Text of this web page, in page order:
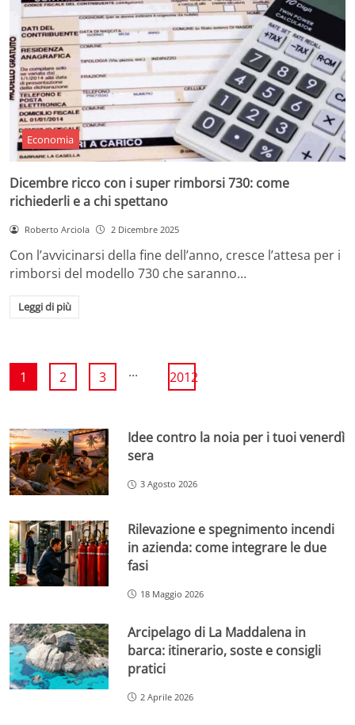
Economia
Dicembre ricco con i super rimborsi 730: come
richiederli e a chi spettano
Roberto Arciola 2 Dicembre 2025
Con l’avvicinarsi della fine dell’anno, cresce l’attesa per i
rimborsi del modello 730 che saranno…
Leggi di più
1 2 3 ... 2012
Idee contro la noia per i tuoi venerdì
sera
3 Agosto 2026
Rilevazione e spegnimento incendi
in azienda: come integrare le due
fasi
18 Maggio 2026
Arcipelago di La Maddalena in
barca: itinerario, soste e consigli
pratici
2 Aprile 2026